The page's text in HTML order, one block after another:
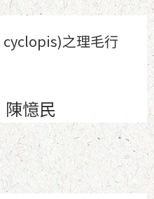
cyclopis)之理毛行
陳憶民